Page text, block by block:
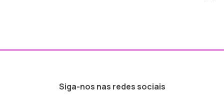
Siga-nos nas redes sociais